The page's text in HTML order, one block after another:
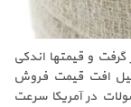
و قیمتها اندکی
افت قیمت فروش
در آمریکا سرعت